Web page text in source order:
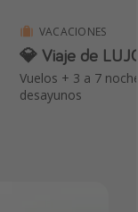
VACACIONES
💎 Viaje de
Vuelos + 3 a 7
desayunos